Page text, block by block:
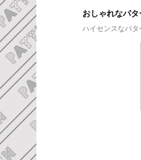
おしゃれなパ
ハイセンスなパ